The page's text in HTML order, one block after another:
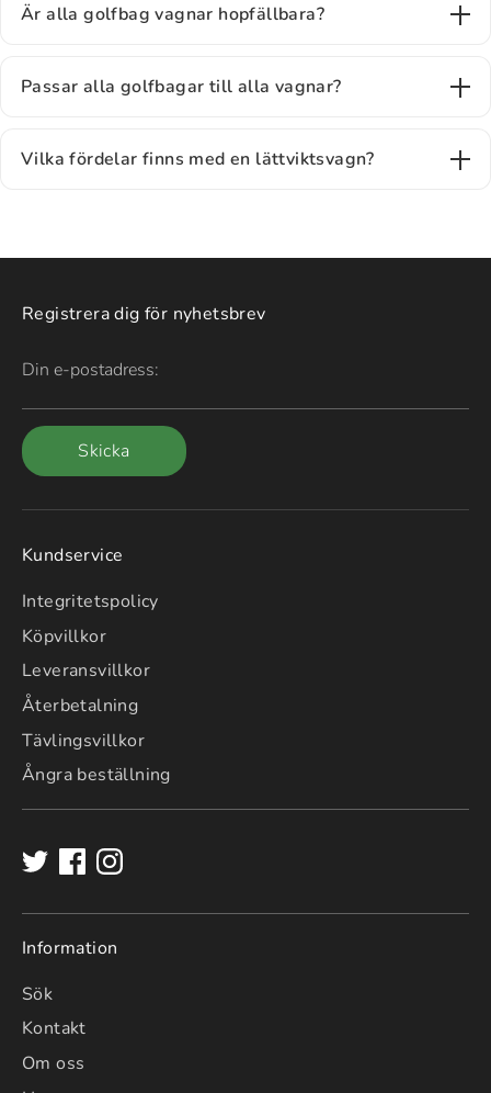
Är alla golfbag vagnar hopfällbara?
Passar alla golfbagar till alla vagnar?
Vilka fördelar finns med en lättviktsvagn?
Registrera dig för nyhetsbrev
Din e-postadress:
Skicka
Kundservice
Integritetspolicy
Köpvillkor
Leveransvillkor
Återbetalning
Tävlingsvillkor
Ångra beställning
Information
Sök
Kontakt
Om oss